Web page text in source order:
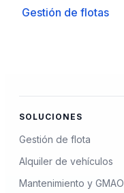
Gestión de flotas
SOLUCIONES
Gestión de flota
Alquiler de vehículos
Mantenimiento y GMAO